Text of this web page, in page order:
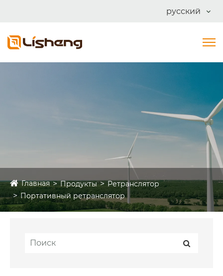
русский
Главная Продукты
Ретранслятор
Портативный ретранслятор